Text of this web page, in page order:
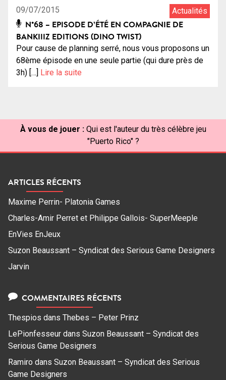
09/07/2015 Actualités
N°68 – EPISODE D’ÉTÉ EN COMPAGNIE DE
BANKIIIZ EDITIONS (DINO TWIST)
Pour cause de planning serré, nous vous proposons un
68ème épisode en une seule partie (qui dure près de
3h) […] Lire la suite
À vous de jouer : Qui est l'auteur du très célèbre jeu
"Puerto Rico" ?
ARTICLES RÉCENTS
Maxime Perrin- Platonia Games
Charles-Amir Perret et Philippe Gallois- SuperMeeple
EnVies EnJeux
Suzon Beaussant – Syndicat des Serious Game Designers
Jarvin
COMMENTAIRES RÉCENTS
Thespios dans Thebes – Peter Prinz
LePionfesseur dans Suzon Beaussant – Syndicat des
Serious Game Designers
Ramiro dans Suzon Beaussant – Syndicat des Serious
Game Designers